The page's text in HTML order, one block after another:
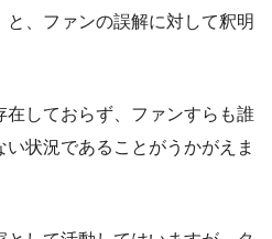
と、ファンの誤解に対して釈明
しておらず、ファンすらも誰
状況であることがうかがえま